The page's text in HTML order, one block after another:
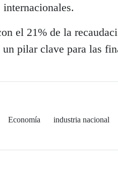
internacionales.
el 21% de la
pilar clave para las
Economía industria nacional